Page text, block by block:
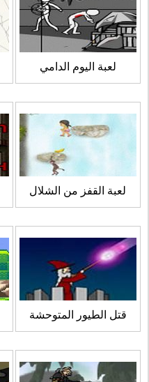
لعبة اليوم الدامي
لعبة القفز من الشلال
قتل الطيور المتوحشة